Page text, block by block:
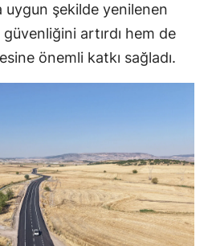
şekilde yenilenen
artırdı hem de
önemli katkı sağladı.